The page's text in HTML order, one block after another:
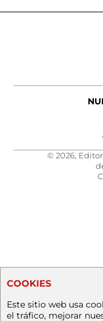
© 2026,
COOKIES
Este sitio web usa
el tráfico, mejorar